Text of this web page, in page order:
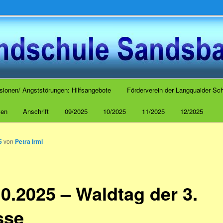
Angststörungen: Hilfsangebote Förderverein der Langquaider
Anschrift 09/2025 10/2025 11/2025 12/2025
– Waldtag der 3.
von Petra Irmi